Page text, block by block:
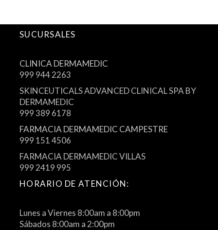
SUCURSALES
CLINICA DERMAMEDIC
999 944 2263
SKINCEUTICALS ADVANCED CLINICAL SPA BY
DERMAMEDIC
999 389 6178
FARMACIA DERMAMEDIC CAMPESTRE
999 151 4506
FARMACIA DERMAMEDIC VILLAS
999 2419 995
HORARIO DE ATENCIÓN:
Lunes a Viernes 8:00am a 8:00pm
Sábados 8:00am a 2:00pm